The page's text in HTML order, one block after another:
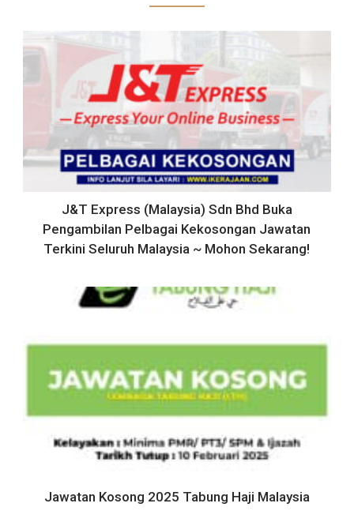
J&T Express (Malaysia) Sdn Bhd Buka
Pengambilan Pelbagai Kekosongan Jawatan
Terkini Seluruh Malaysia ~ Mohon Sekarang!
Jawatan Kosong 2025 Tabung Haji Malaysia